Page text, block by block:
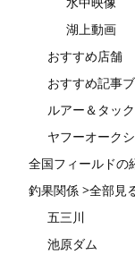
湖上動画
おすすめ店舗
おすすめ記事
ルアー＆タッ
ヤフーオーク
全国フィールドの
釣果関係 >全部見
五三川
池原ダム